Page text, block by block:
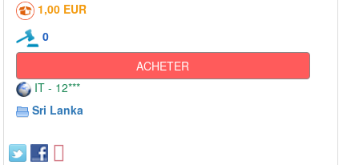
1,00 EUR
0
ACHETER
IT - 12***
Sri Lanka